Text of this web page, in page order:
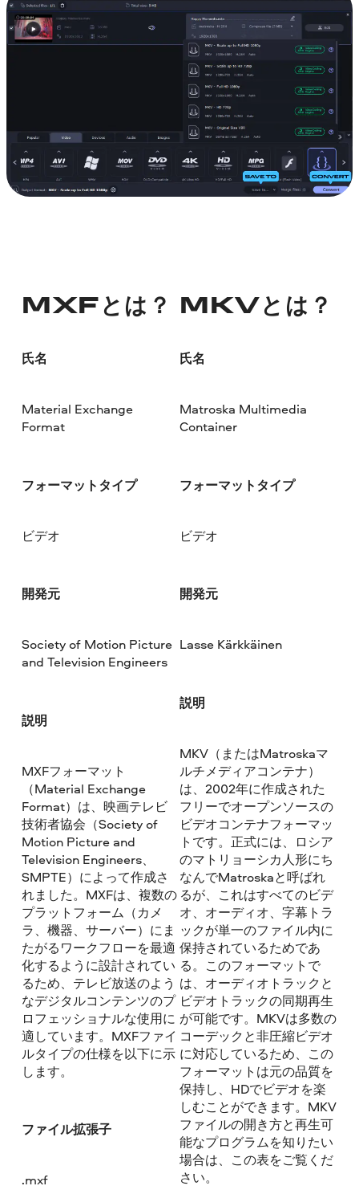
MXFとは？
氏名
Material Exchange
Format
フォーマットタイプ
ビデオ
開発元
Society of Motion Picture
and Television Engineers
説明
MXFフォーマット
（Material Exchange
Format）は、映画テレビ
技術者協会（Society of
Motion Picture and
Television Engineers、
SMPTE）によって作成さ
れました。MXFは、複数の
プラットフォーム（カメ
ラ、機器、サーバー）にま
たがるワークフローを最適
化するように設計されてい
るため、テレビ放送のよう
なデジタルコンテンツのプ
ロフェッショナルな使用に
適しています。MXFファイ
ルタイプの仕様を以下に示
します。
ファイル拡張子
.mxf
MKVとは？
氏名
Matroska Multimedia
Container
フォーマットタイプ
ビデオ
開発元
Lasse Kärkkäinen
説明
MKV（またはMatroskaマ
ルチメディアコンテナ）
は、2002年に作成された
フリーでオープンソースの
ビデオコンテナフォーマッ
トです。正式には、ロシア
のマトリョーシカ人形にち
なんでMatroskaと呼ばれ
るが、これはすべてのビデ
オ、オーディオ、字幕トラ
ックが単一のファイル内に
保持されているためであ
る。このフォーマットで
は、オーディオトラックと
ビデオトラックの同期再生
が可能です。MKVは多数の
コーデックと非圧縮ビデオ
に対応しているため、この
フォーマットは元の品質を
保持し、HDでビデオを楽
しむことができます。MKV
ファイルの開き方と再生可
能なプログラムを知りたい
場合は、この表をご覧くだ
さい。